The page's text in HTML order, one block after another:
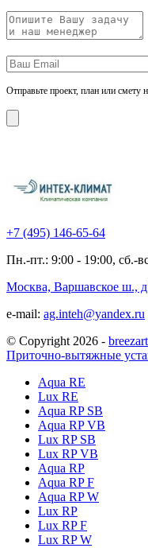
Отправьте проект, план или смету
+7 (495) 146-65-64
Пн.-пт.: 9:00 - 19:00, сб.-
Москва, Варшавское ш.,
e-mail: ag.inteh@yandex.ru
© Copyright 2026 -
Приточно-вытяжные
Aqua RE
Lux RE
Aqua RP SB
Aqua RP VB
Lux RP SB
Lux RP VB
Aqua RP
Aqua RP F
Aqua RP W
Lux RP
Lux RP F
Lux RP W